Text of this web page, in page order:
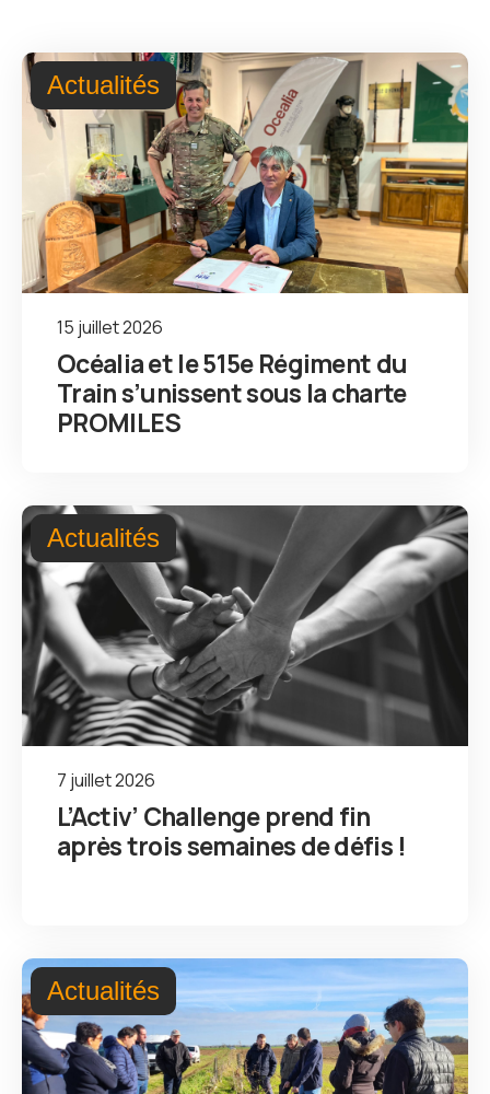
Actualités
15 juillet 2026
Océalia et le 515e Régiment du
Train s’unissent sous la charte
PROMILES
Actualités
7 juillet 2026
L’Activ’ Challenge prend fin
après trois semaines de défis !
Actualités